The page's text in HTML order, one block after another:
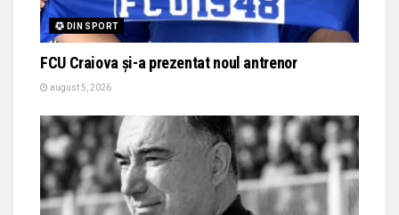
DIN SPORT
FCU Craiova și-a prezentat noul antrenor
august 5, 2026